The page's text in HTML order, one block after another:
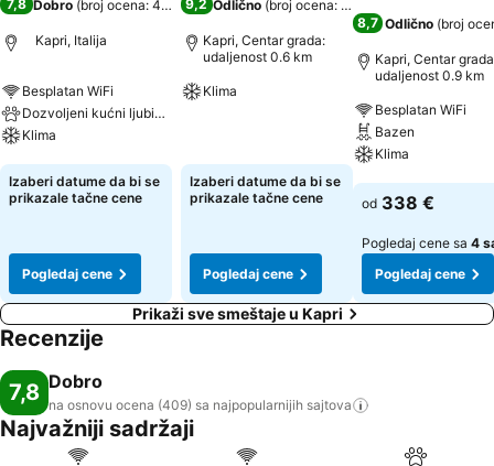
7,8 Dobro (broj ocena: 409 )
Kapri, Italija
Besplatan WiFi
Dozvoljeni kućni ljubimci
Klima
Pogledaj cene
Izaberi datume da bi se
prikazale tačne cene
Pogledaj cene
9,2 Odlično (broj ocena: 355
Kapri, Centar grada:
udaljenost 0.6 km
Klima
Izaberi datume da bi se
prikazale tačne cene
Pogledaj cene
8,7 Odlično (broj
Kapri, Centar
udaljenost 0.9 km
Besplatan WiFi
Bazen
Klima
Pogledaj cene
od 338 €
Pogledaj cene sa 4
Pogledaj cene
Prikaži sve smeštaje u Kapri
Recenzije
7,8 Dobro
na osnovu ocena (409) sa najpopularnijih sajtova
Najvažniji sadržaji